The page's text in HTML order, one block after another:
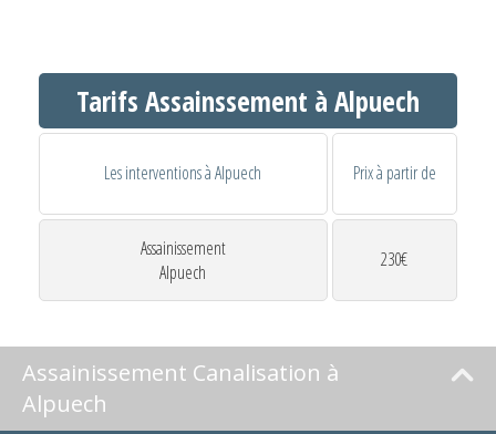
Tarifs Assainssement à Alpuech
Les interventions à Alpuech Prix à partir de
Assainissement
Alpuech
230€
Assainissement Canalisation à
Alpuech